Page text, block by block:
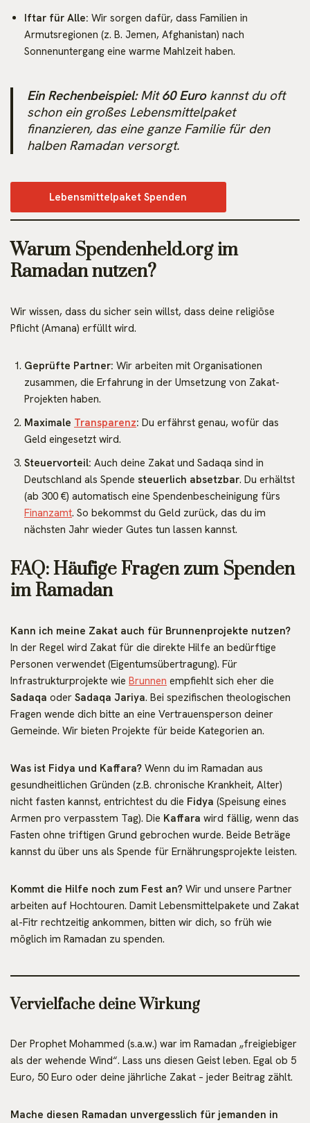
Iftar für Alle: Wir sorgen dafür, dass Familien in
Armutsregionen (z. B. Jemen, Afghanistan) nach
Sonnenuntergang eine warme Mahlzeit haben.
Ein Rechenbeispiel:Mit60 Eurokannst du oft
schon ein großes Lebensmittelpaket
finanzieren, das eine ganze Familie für den
halben Ramadan versorgt.
Lebensmittelpaket Spenden
Warum Spendenheld.org im
Ramadan nutzen?
Wir wissen, dass du sicher sein willst, dass deine religiöse
Pflicht (Amana) erfüllt wird.
Geprüfte Partner: Wir arbeiten mit Organisationen
zusammen, die Erfahrung in der Umsetzung von Zakat-
Projekten haben.
Maximale Transparenz: Du erfährst genau, wofür das
Geld eingesetzt wird.
Steuervorteil: Auch deine Zakat und Sadaqa sind in
Deutschland als Spende steuerlich absetzbar. Du erhältst
(ab 300 €) automatisch eine Spendenbescheinigung fürs
Finanzamt. So bekommst du Geld zurück, das du im
nächsten Jahr wieder Gutes tun lassen kannst.
FAQ: Häufige Fragen zum Spenden
im Ramadan
Kann ich meine Zakat auch für Brunnenprojekte nutzen?
In der Regel wird Zakat für die direkte Hilfe an bedürftige
Personen verwendet (Eigentumsübertragung). Für
Infrastrukturprojekte wie Brunnen empfiehlt sich eher die
Sadaqa oder Sadaqa Jariya. Bei spezifischen theologischen
Fragen wende dich bitte an eine Vertrauensperson deiner
Gemeinde. Wir bieten Projekte für beide Kategorien an.
Was ist Fidya und Kaffara? Wenn du im Ramadan aus
gesundheitlichen Gründen (z.B. chronische Krankheit, Alter)
nicht fasten kannst, entrichtest du die Fidya (Speisung eines
Armen pro verpasstem Tag). Die Kaffara wird fällig, wenn das
Fasten ohne triftigen Grund gebrochen wurde. Beide Beträge
kannst du über uns als Spende für Ernährungsprojekte leisten.
Kommt die Hilfe noch zum Fest an? Wir und unsere Partner
arbeiten auf Hochtouren. Damit Lebensmittelpakete und Zakat
al-Fitr rechtzeitig ankommen, bitten wir dich, so früh wie
möglich im Ramadan zu spenden.
Vervielfache deine Wirkung
Der Prophet Mohammed (s.a.w.) war im Ramadan „freigiebiger
als der wehende Wind“. Lass uns diesen Geist leben. Egal ob 5
Euro, 50 Euro oder deine jährliche Zakat – jeder Beitrag zählt.
Mache diesen Ramadan unvergesslich für jemanden in